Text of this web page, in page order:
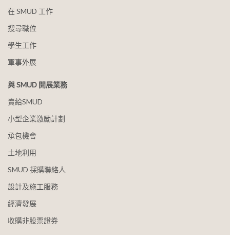
在 SMUD 工作
搜尋職位
學生工作
軍事外展
與 SMUD 開展業務
賣給SMUD
小型企業激勵計劃
承包機會
土地利用
SMUD 採購聯絡人
設計及施工服務
經濟發展
收購非股票證券